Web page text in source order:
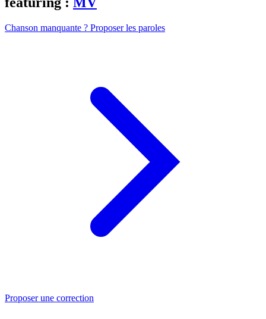
Chanson manquante ? Proposer les paroles
Proposer une correction